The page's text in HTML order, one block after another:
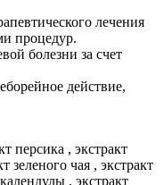
лечения
процедур.
болезни за счет
действие,
персика , экстракт
зеленого чая , экстракт
, экстракт